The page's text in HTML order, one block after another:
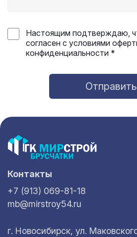
Настоящим подтверждаю,
согласен с условиями
конфиденциальности *
Отправить
Контакты
+7 (913) 069-81-18
mb@mirstroy54.ru
г. Новосибирск, ул.